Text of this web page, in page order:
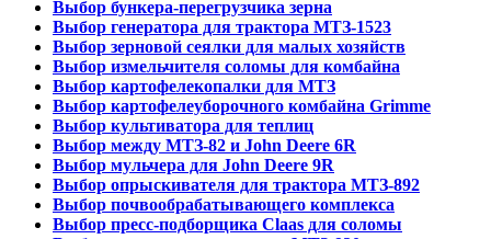
Выбор бункера-перегрузчика зерна
Выбор генератора для трактора МТЗ-1523
Выбор зерновой сеялки для малых хозяйств
Выбор измельчителя соломы для комбайна
Выбор картофелекопалки для МТЗ
Выбор картофелеуборочного комбайна Grimme
Выбор культиватора для теплиц
Выбор между МТЗ-82 и John Deere 6R
Выбор мульчера для John Deere 9R
Выбор опрыскивателя для трактора МТЗ-892
Выбор почвообрабатывающего комплекса
Выбор пресс-подборщика Claas для соломы